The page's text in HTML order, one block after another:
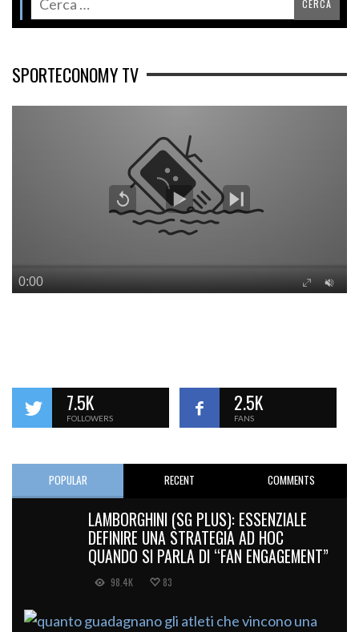
SPORTECONOMY TV
7.5K
FOLLOWERS
2.5K
FANS
POPULAR RECENT COMMENTS
LAMBORGHINI (SG PLUS): ESSENZIALE
DEFINIRE UNA STRATEGIA AD HOC
QUANDO SI PARLA DI “FAN ENGAGEMENT”
98.4K 83